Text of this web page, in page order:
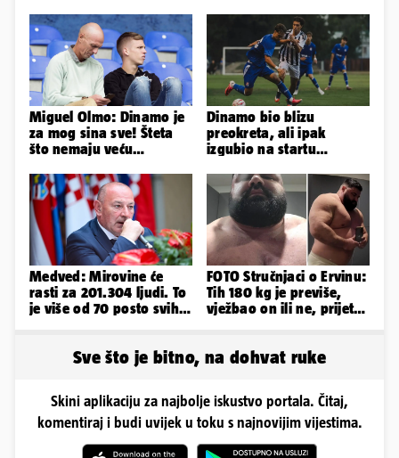
Miguel Olmo: Dinamo je
za mog sina sve! Šteta
što nemaju veću
ligi...
Dinamo bio blizu
preokreta, ali ipak
izgubio na startu
Medved: Mirovine će
rasti za 201.304 ljudi. To
je više od 70 posto svih
FOTO Stručnjaci o Ervinu:
Tih 180 kg je previše,
vježbao on ili ne, prijete
Sve što je bitno, na dohvat ruke
Skini aplikaciju za najbolje iskustvo portala. Čitaj,
komentiraj i budi uvijek u toku s najnovijim vijestima.